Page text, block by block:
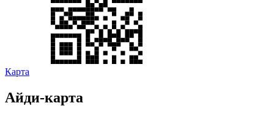
Карта
Айди-карта